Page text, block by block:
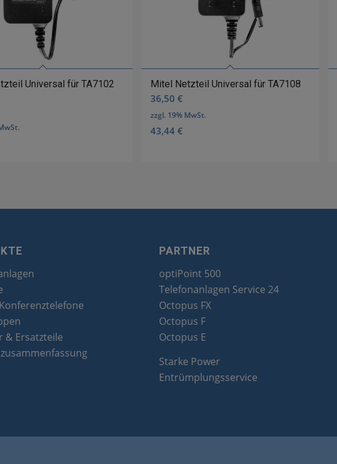
Universal für TA7102
Mitel Netzteil Universal für TA7108
36,50€
zzgl. 19% MwSt.
43,44€
& Ersatzteile
PARTNER
optiPoint 500
Telefonanlagen Service 24
Octopus FX
Octopus F
Octopus E
Starke Power
Entrümplungsservice